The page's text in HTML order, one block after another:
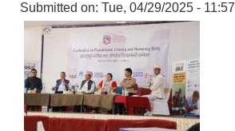
Submitted on: Tue, 04/29/2025 - 11:57